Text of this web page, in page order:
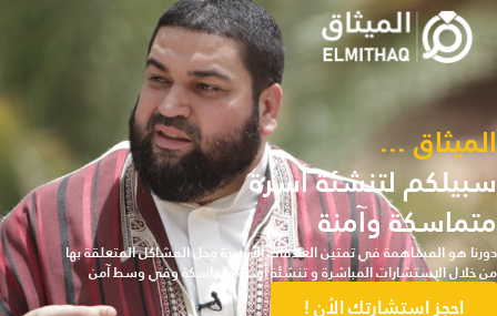
الميثاق ...
سبيلكم لتنشئة أسرة
متماسكة وآمنة
دورنا هو المساهمة في تمتين العلاقات الأسرية وحل المشاكل المتعلقة بها
من خلال الاستشارات المباشرة و تنشئة أسرة متماسكة وفي وسط آمن
احجز استشارتك الأن !